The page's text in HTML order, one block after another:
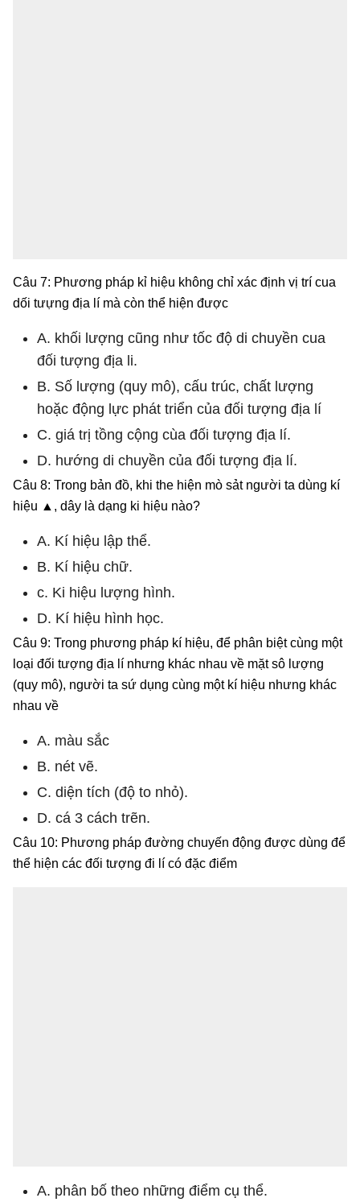
Câu 7: Phương pháp kỉ hiệu không chỉ xác định vị trí cua
dối tưựng địa lí mà còn thể hiện được
A. khối lượng cũng như tốc độ di chuyền cua
đối tượng địa li.
B. Số lượng (quy mô), cấu trúc, chất lượng
hoặc động lực phát triển của đối tượng địa lí
C. giá trị tồng cộng cùa đối tượng địa lí.
D. hướng di chuyền của đối tượng địa lí.
Câu 8: Trong bản đồ, khi the hiện mò sảt người ta dùng kí
hiệu ▲, dây là dạng ki hiệu nào?
A. Kí hiệu lập thể.
B. Kí hiệu chữ.
c. Ki hiệu lượng hình.
D. Kí hiệu hình học.
Câu 9: Trong phương pháp kí hiệu, để phân biệt cùng một
loại đối tượng địa lí nhưng khác nhau về mặt sô lượng
(quy mô), người ta sứ dụng cùng một kí hiệu nhưng khác
nhau về
A. màu sắc
B. nét vẽ.
C. diện tích (độ to nhỏ).
D. cá 3 cách trẽn.
Câu 10: Phương pháp đường chuyến động được dùng để
thể hiện các đối tượng đi lí có đặc điểm
A. phân bố theo những điểm cụ thể.